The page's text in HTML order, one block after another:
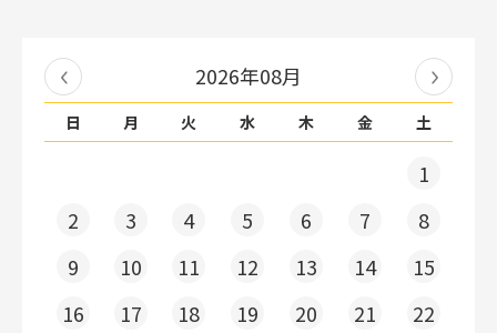
2026年08月
日 月 火 水 木 金 土
1
2
3 4 5 6 7
8
9
10 11 12 13 14
15
16
17 18 19 20 21
22